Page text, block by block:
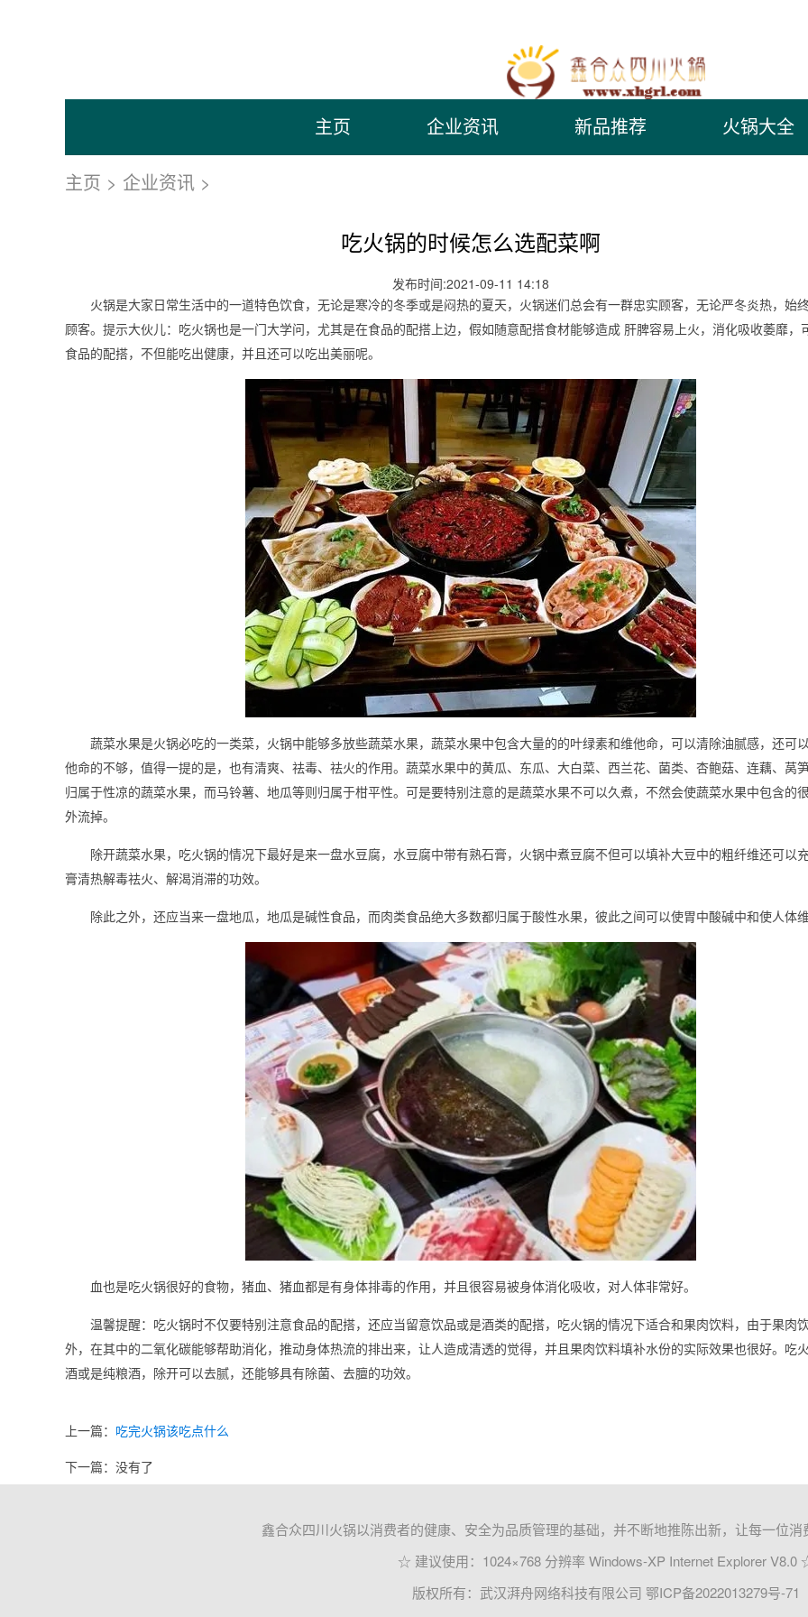
主页 企业资讯 新品推荐 火锅大全
主页 > 企业资讯 >
吃火锅的时候怎么选配菜啊
发布时间:2021-09-11 14:18
火锅是大家日常生活中的一道特色饮食，无论是寒冷的冬季或是闷热的夏天，火锅迷们总会有一群忠实顾客，无论严冬炎热，始
顾客。提示大伙儿：吃火锅也是一门大学问，尤其是在食品的配搭上边，假如随意配搭食材能够造成 肝脾容易上火，消化吸收萎靡，
食品的配搭，不但能吃出健康，并且还可以吃出美丽呢。
蔬菜水果是火锅必吃的一类菜，火锅中能够多放些蔬菜水果，蔬菜水果中包含大量的的叶绿素和维他命，可以清除油腻感，还可
他命的不够，值得一提的是，也有清爽、祛毒、祛火的作用。蔬菜水果中的黄瓜、东瓜、大白菜、西兰花、菌类、杏鲍菇、连藕、莴
归属于性凉的蔬菜水果，而马铃薯、地瓜等则归属于柑平性。可是要特别注意的是蔬菜水果不可以久煮，不然会使蔬菜水果中包含的
外流掉。
除开蔬菜水果，吃火锅的情况下最好是来一盘水豆腐，水豆腐中带有熟石膏，火锅中煮豆腐不但可以填补大豆中的粗纤维还可以
膏清热解毒祛火、解渴消滞的功效。
除此之外，还应当来一盘地瓜，地瓜是碱性食品，而肉类食品绝大多数都归属于酸性水果，彼此之间可以使胃中酸碱中和使人体维
血也是吃火锅很好的食物，猪血、猪血都是有身体排毒的作用，并且很容易被身体消化吸收，对人体非常好。
温馨提醒：吃火锅时不仅要特别注意食品的配搭，还应当留意饮品或是酒类的配搭，吃火锅的情况下适合和果肉饮料，由于果肉
外，在其中的二氧化碳能够帮助消化，推动身体热流的排出来，让人造成清透的觉得，并且果肉饮料填补水份的实际效果也很好。吃
酒或是纯粮酒，除开可以去腻，还能够具有除菌、去膻的功效。
上一篇： 吃完火锅该吃点什么
下一篇：没有了
鑫合众四川火锅以消费者的健康、安全为品质管理的基础，并不断地推陈出新，让每一位消
☆ 建议使用：1024×768 分辨率 Windows-XP Internet Explorer V8.0
版权所有：武汉湃舟网络科技有限公司 鄂ICP备2022013279号-71